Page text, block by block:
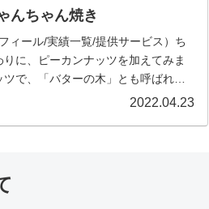
んちゃん焼き
ール/実績一覧/提供サービス）ち
に、ピーカンナッツを加えてみま
で、「バターの木」とも呼ばれて
2022.04.23